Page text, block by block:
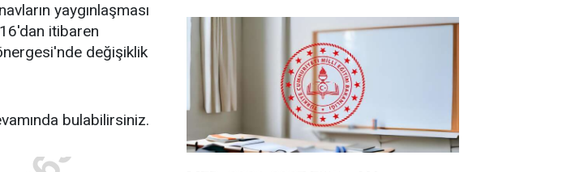
yaygınlaşması
itibaren
değişiklik
bulabilirsiniz.